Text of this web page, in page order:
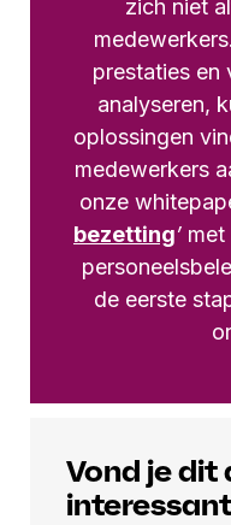
zich niet
prestaties en
analyseren,
oplossingen
medewerkers
onze
bezetting’
de eerste
Vond je dit